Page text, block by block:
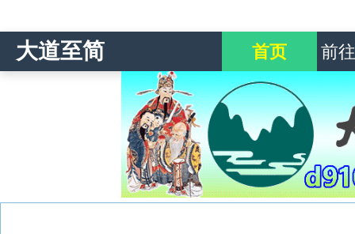
大道至简 首页 前